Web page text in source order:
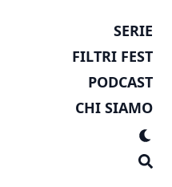
SERIE
FILTRI FEST
PODCAST
CHI SIAMO